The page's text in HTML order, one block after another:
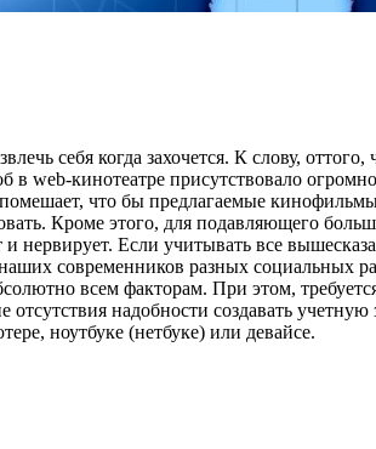
себя когда захочется. К слову,
web-кинотеатре присутствовало
что бы предлагаемые кинофильмы
Кроме этого, для подавляющего
Если учитывать все
современников разных социальных
всем факторам. При этом,
надобности создавать учетную
ноутбуке (нетбуке) или девайсе.